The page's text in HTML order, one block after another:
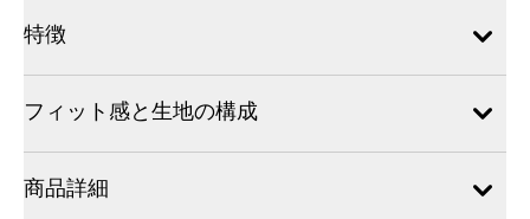
特徴
フィット感と生地の構成
商品詳細